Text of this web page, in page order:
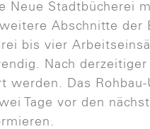
Neue Stadtbücherei
Abschnitte der
bis vier
Nach
werden. Das
Tage vor den